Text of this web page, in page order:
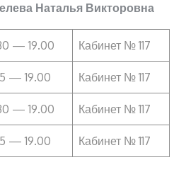
Наталья Викторовна
— 19.00 Кабинет № 117
— 19.00 Кабинет № 117
— 19.00 Кабинет № 117
— 19.00 Кабинет № 117